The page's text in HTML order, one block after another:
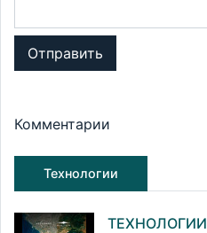
Отправить
Комментарии
Технологии
ТЕХНОЛОГИИ